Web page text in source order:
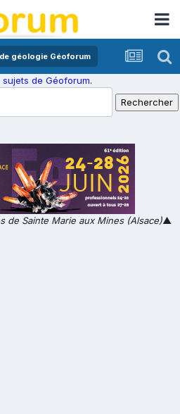
géologie Géoforum
de Géoforum.
de Sainte Marie aux Mines (Alsace)▲